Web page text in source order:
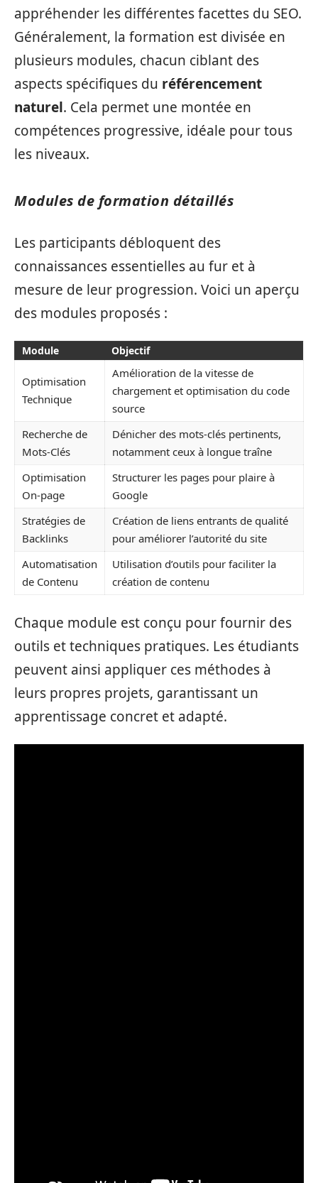
appréhender les différentes facettes du SEO.
Généralement, la formation est divisée en
plusieurs modules, chacun ciblant des
aspects spécifiques du référencement
naturel. Cela permet une montée en
compétences progressive, idéale pour tous
les niveaux.
Modules de formation détaillés
Les participants débloquent des
connaissances essentielles au fur et à
mesure de leur progression. Voici un aperçu
des modules proposés :
Module Objectif
Optimisation
Technique
Amélioration de la vitesse de
chargement et optimisation du code
source
Recherche de
Mots-Clés
Dénicher des mots-clés pertinents,
notamment ceux à longue traîne
Optimisation
On-page
Structurer les pages pour plaire à
Google
Stratégies de
Backlinks
Création de liens entrants de qualité
pour améliorer l’autorité du site
Automatisation
de Contenu
Utilisation d’outils pour faciliter la
création de contenu
Chaque module est conçu pour fournir des
outils et techniques pratiques. Les étudiants
peuvent ainsi appliquer ces méthodes à
leurs propres projets, garantissant un
apprentissage concret et adapté.